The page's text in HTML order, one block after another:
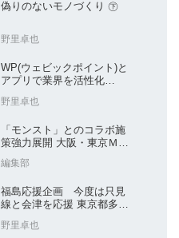
偽りのないモノづくり ㊦
野里卓也
WP(ウェビックポイント)と
アプリで業界を活性化
野里卓也
「モンスト」とのコラボ施
策強力展開 大阪・東京ＭＣ
編集部
福島応援企画 今度は只見
線と会津を応援 東京都多摩
野里卓也